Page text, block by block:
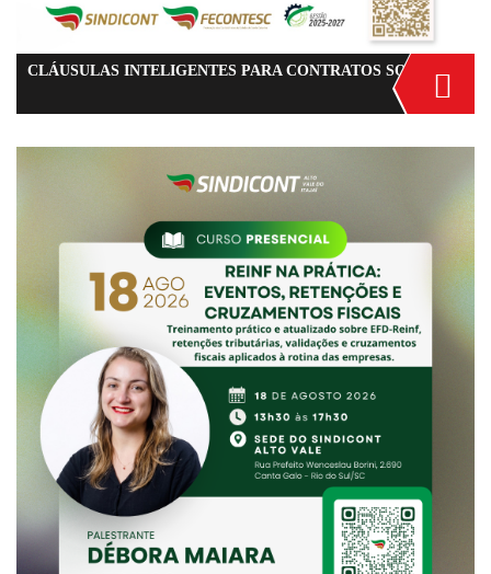
CLÁUSULAS INTELIGENTES PARA CONTRATOS SOCIAIS - Como Estruturar uma Sociedade Limitada de Forma Inte